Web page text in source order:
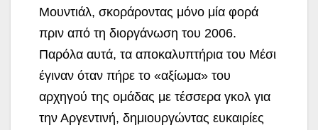
Μουντιάλ, σκοράροντας μόνο μία φορά
πριν από τη διοργάνωση του 2006.
Παρόλα αυτά, τα αποκαλυπτήρια του Μέσι
έγιναν όταν πήρε το «αξίωμα» του
αρχηγού της ομάδας με τέσσερα γκολ για
την Αργεντινή, δημιουργώντας ευκαιρίες